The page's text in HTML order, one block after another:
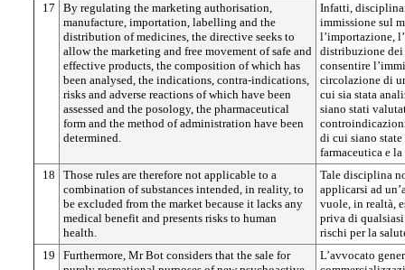
17
By regulating the marketing authorisation,
manufacture, importation, labelling and the
distribution of medicines, the directive seeks to
allow the marketing and free movement of safe and
effective products, the composition of which has
been analysed, the indications, contra-indications,
risks and adverse reactions of which have been
assessed and the posology, the pharmaceutical
form and the method of administration have been
determined.
Infatti,
immissione sul
l’importazione,
distribuzione
consentire
circolazione di
cui sia stata
siano stati
di cui siano
farmaceutica e
18
Those rules are therefore not applicable to a
combination of substances intended, in reality, to
be excluded from the market because it lacks any
medical benefit and presents risks to human
health.
Tale disciplina
applicarsi ad
vuole, in realtà,
priva di
rischi per la
19
Furthermore, Mr Bot considers that the sale for
L’avvocato